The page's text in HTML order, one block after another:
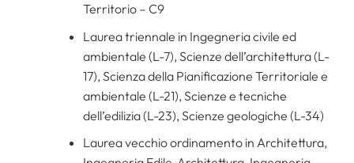
Territorio – C9
Laurea triennale in Ingegneria civile ed
ambientale (L-7), Scienze dell’architettura (L-
17), Scienza della Pianificazione Territoriale e
ambientale (L-21), Scienze e tecniche
dell’edilizia (L-23), Scienze geologiche (L-34)
Laurea vecchio ordinamento in Architettura,